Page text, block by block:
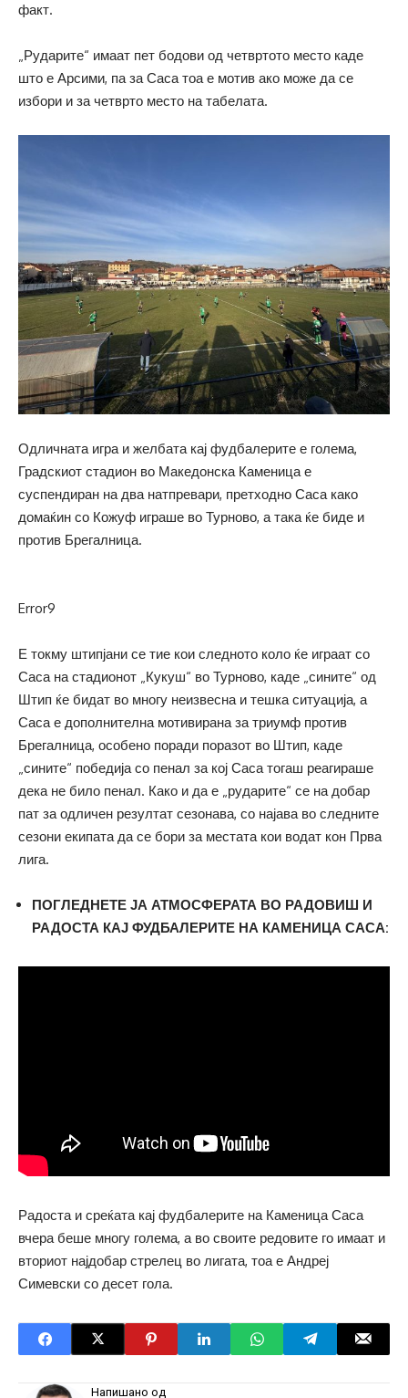
факт.
„Рударите“ имаат пет бодови од четвртото место каде
што е Арсими, па за Саса тоа е мотив ако може да се
избори и за четврто место на табелата.
Одличната игра и желбата кај фудбалерите е голема,
Градскиот стадион во Македонска Каменица е
суспендиран на два натпревари, претходно Саса како
домаќин со Кожуф играше во Турново, а така ќе биде и
против Брегалница.
Error9
Е токму штипјани се тие кои следното коло ќе играат со
Саса на стадионот „Кукуш“ во Турново, каде „сините“ од
Штип ќе бидат во многу неизвесна и тешка ситуација, а
Саса е дополнителна мотивирана за триумф против
Брегалница, особено поради поразот во Штип, каде
„сините“ победија со пенал за кој Саса тогаш реагираше
дека не било пенал. Како и да е „рударите“ се на добар
пат за одличен резултат сезонава, со најава во следните
сезони екипата да се бори за местата кои водат кон Прва
лига.
ПОГЛЕДНЕТЕ ЈА АТМОСФЕРАТА ВО РАДОВИШ И
РАДОСТА КАЈ ФУДБАЛЕРИТЕ НА КАМЕНИЦА САСА:
Радоста и среќата кај фудбалерите на Каменица Саса
вчера беше многу голема, а во своите редовите го имаат и
вториот најдобар стрелец во лигата, тоа е Андреј
Симевски со десет гола.
Напишано од